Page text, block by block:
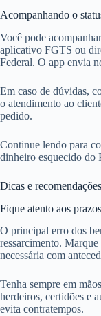
Acompanhando o
Você pode
aplicativo FGTS ou
Federal. O app envia
Em caso de dúvidas,
o atendimento ao
pedido.
Continue lendo para
dinheiro esquecido do
Dicas e
Fique atento aos
O principal erro dos
ressarcimento.
necessária com
Tenha sempre em
herdeiros, certidões e
evita contratempos.